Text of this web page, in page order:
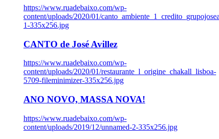
https://www.ruadebaixo.com/wp-
content/uploads/2020/01/
1-335x256.jpg
CANTO de José Avillez
https://www.ruadebaixo.com/wp-
content/uploads/2020/01/restaurante_l_origine_chakall_lisboa-
5709-fileminimizer-335x256.jpg
ANO NOVO, MASSA NOVA!
https://www.ruadebaixo.com/wp-
content/uploads/2019/12/unnamed-2-335x256.jpg